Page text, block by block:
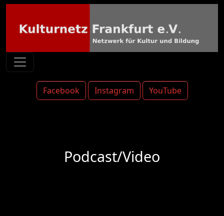
Facebook Instagram YouTube
Podcast/Video